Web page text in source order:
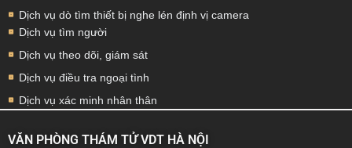
Dịch vụ dò tìm thiết bị nghe lén định vị camera
Dịch vụ tìm người
Dịch vụ theo dõi, giám sát
Dịch vụ điều tra ngoại tình
Dịch vụ xác minh nhân thân
VĂN PHÒNG THÁM TỬ VDT HÀ NỘI